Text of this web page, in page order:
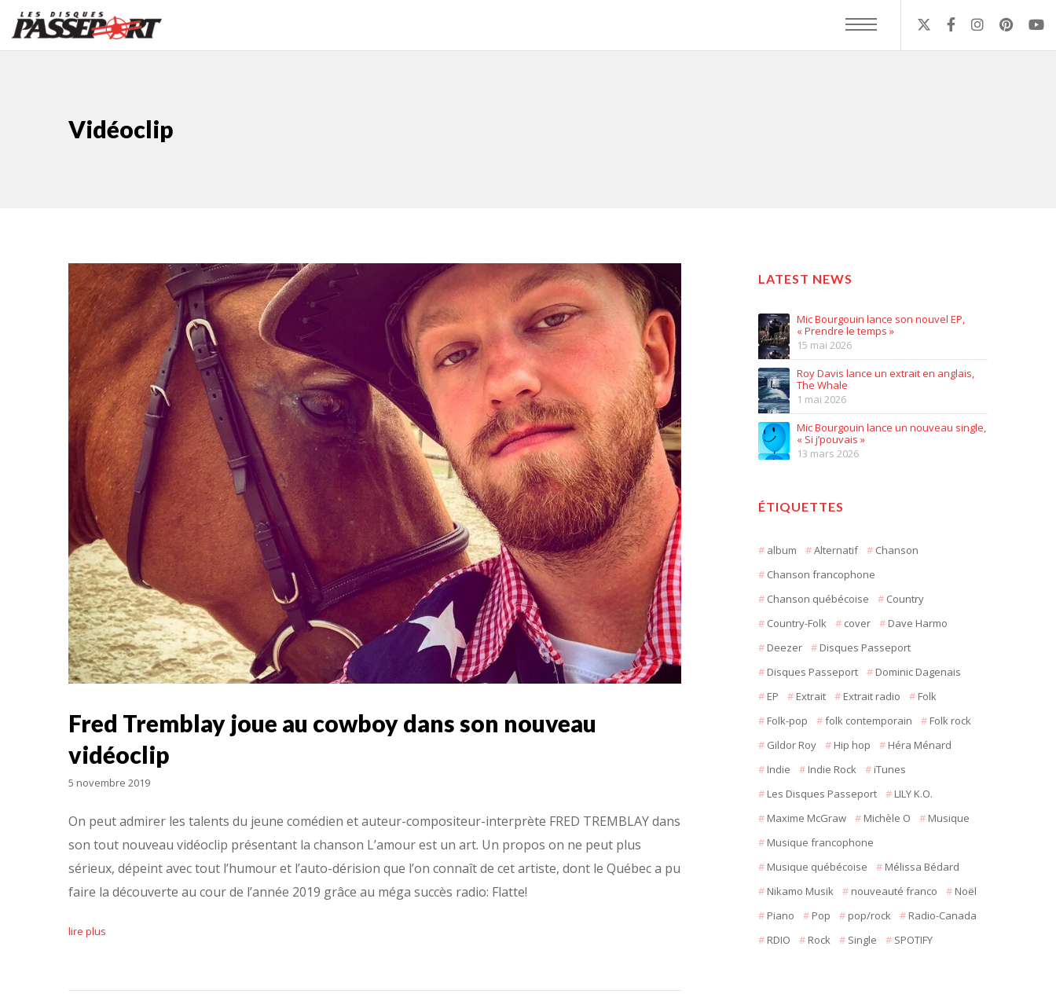
Vidéoclip
Fred Tremblay joue au cowboy dans son nouveau
vidéoclip
5 novembre 2019
On peut admirer les talents du jeune comédien et auteur-compositeur-interprète FRED TREMBLAY dans
son tout nouveau vidéoclip présentant la chanson L’amour est un art. Un propos on ne peut plus
sérieux, dépeint avec tout l’humour et l’auto-dérision que l’on connaît de cet artiste, dont le Québec a pu
faire la découverte au cour de l’année 2019 grâce au méga succès radio: Flatte!
lire plus
LATEST NEWS
Mic Bourgouin lance son nouvel EP,
« Prendre le temps »
15 mai 2026
Roy Davis lance un extrait en anglais,
The Whale
1 mai 2026
Mic Bourgouin lance un nouveau single,
« Si j’pouvais »
13 mars 2026
ÉTIQUETTES
album Alternatif
Chanson
Chanson francophone
Chanson québécoise
Country
Country-Folk
cover
Dave Harmo
Deezer
Disques Passeport
Disques Passeport
Dominic Dagenais
EP
Extrait Extrait radio
Folk
Folk-pop
folk contemporain
Folk rock
Gildor Roy
Hip hop
Héra Ménard
Indie
Indie Rock
iTunes
Les Disques Passeport
LILY K.O.
Maxime McGraw
Michèle O
Musique
Musique francophone
Musique québécoise
Mélissa Bédard
Nikamo Musik
nouveauté franco
Noël
Piano
Pop pop/rock
Radio-Canada
RDIO
Rock Single SPOTIFY